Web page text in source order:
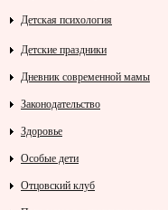
Детская психология
Детские праздники
Дневник современной мамы
Законодательство
Здоровье
Особые дети
Отцовский клуб